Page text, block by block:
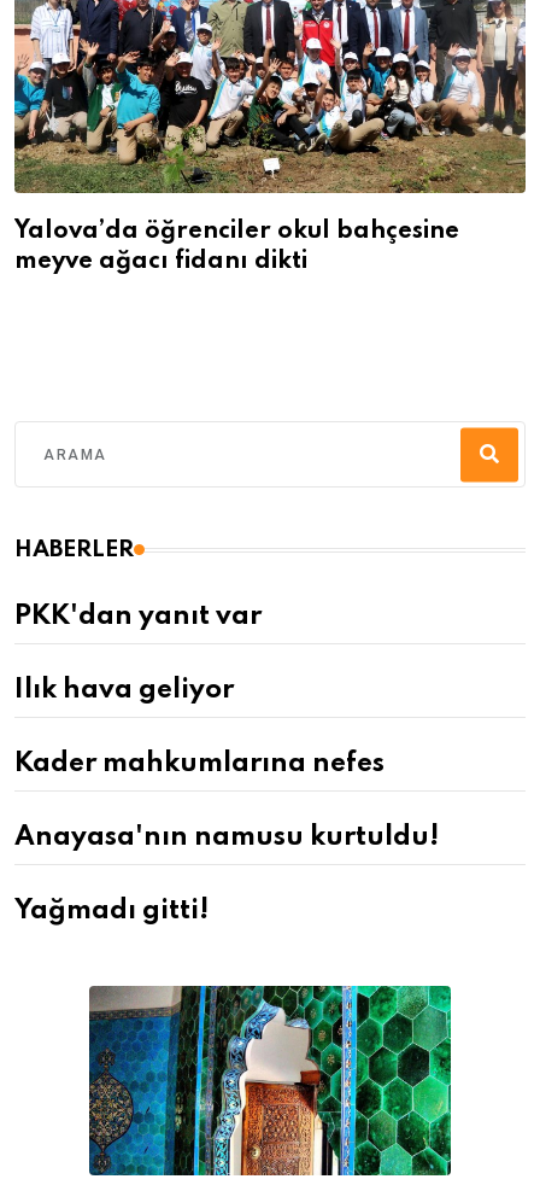
Yalova’da öğrenciler okul bahçesine
meyve ağacı fidanı dikti
HABERLER
PKK'dan yanıt var
Ilık hava geliyor
Kader mahkumlarına nefes
Anayasa'nın namusu kurtuldu!
Yağmadı gitti!